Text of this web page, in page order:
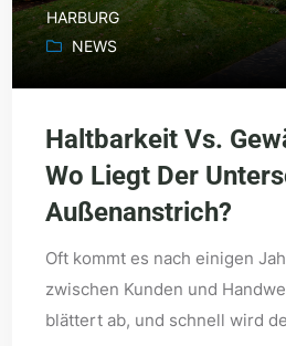
HARBURG
NEWS
Haltbarkeit Vs.
Wo Liegt Der
Außenanstrich?
Oft kommt es nach einigen
zwischen Kunden und
blättert ab, und schnell wird